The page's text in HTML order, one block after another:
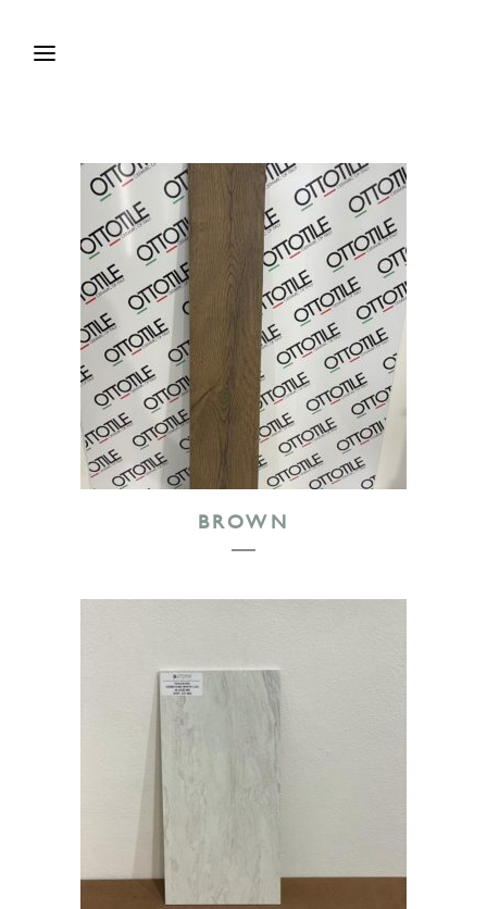
BROWN